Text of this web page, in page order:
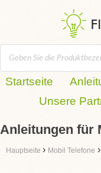
Startseite
Unsere
Anleitungen für
Hauptseite › Mobil Telefone ›